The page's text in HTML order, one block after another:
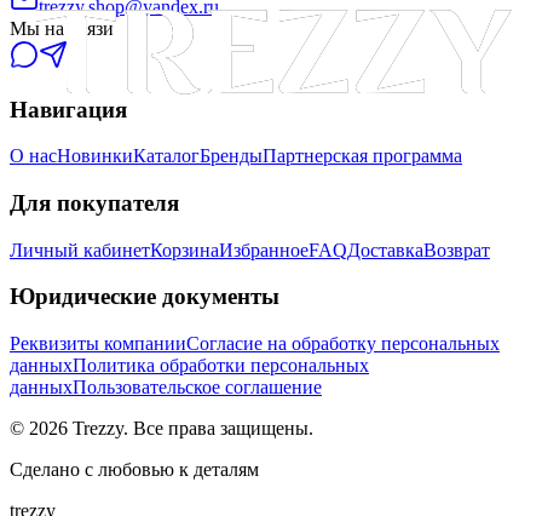
trezzy.shop@yandex.ru
Мы на связи
Навигация
О насНовинкиКаталогБрендыПартнерская программа
Для покупателя
Личный кабинетКорзинаИзбранноеFAQДоставкаВозврат
Юридические документы
Реквизиты компанииСогласие на обработку персональных
данныхПолитика обработки персональных
данныхПользовательское соглашение
© 2026 Trezzy. Все права защищены.
Сделано с любовью к деталям
trezzy